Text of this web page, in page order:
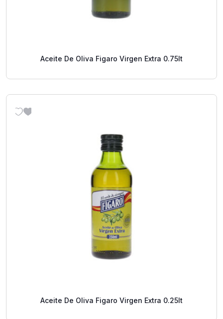
Aceite De Oliva Figaro Virgen Extra 0.75lt
Aceite De Oliva Figaro Virgen Extra 0.25lt